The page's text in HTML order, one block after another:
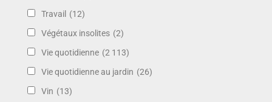
Travail (12)
Végétaux insolites (2)
Vie quotidienne (2 113)
Vie quotidienne au jardin (26)
Vin (13)